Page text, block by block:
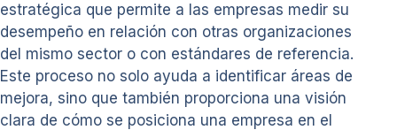
estratégica que permite a las empresas medir su
desempeño en relación con otras organizaciones
del mismo sector o con estándares de referencia.
Este proceso no solo ayuda a identificar áreas de
mejora, sino que también proporciona una visión
clara de cómo se posiciona una empresa en el